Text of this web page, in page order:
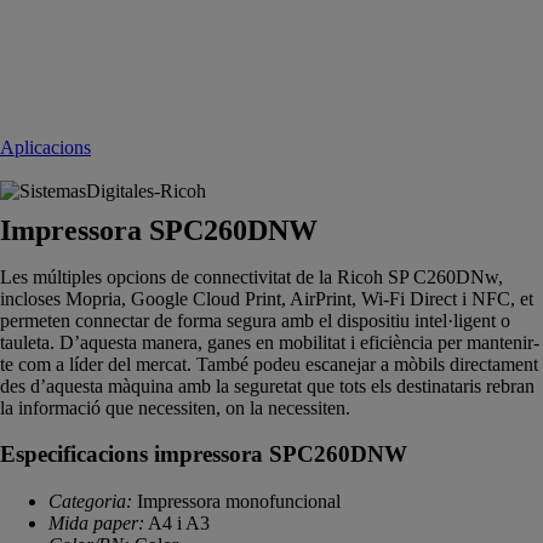
Aplicacions
Impressora SPC260DNW
Les múltiples opcions de connectivitat de la Ricoh SP C260DNw,
incloses Mopria, Google Cloud Print, AirPrint, Wi-Fi Direct i NFC, et
permeten connectar de forma segura amb el dispositiu intel·ligent o
tauleta. D’aquesta manera, ganes en mobilitat i eficiència per mantenir-
te com a líder del mercat. També podeu escanejar a mòbils directament
des d’aquesta màquina amb la seguretat que tots els destinataris rebran
la informació que necessiten, on la necessiten.
Especificacions impressora SPC260DNW
Categoria: Impressora monofuncional
Mida paper: A4 i A3